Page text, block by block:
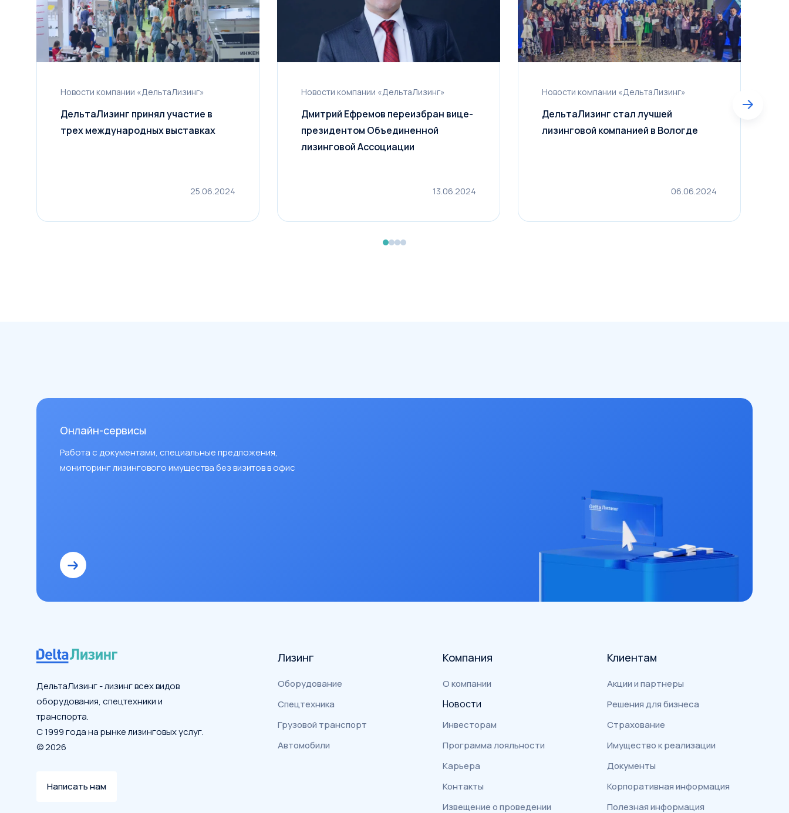
Новости компании «ДельтаЛизинг»
ДельтаЛизинг принял участие в
трех международных выставках
25.06.2024
Новости компании «ДельтаЛизинг»
Дмитрий Ефремов переизбран вице-
президентом Объединенной
лизинговой Ассоциации
13.06.2024
Новости компании «ДельтаЛизинг»
ДельтаЛизинг стал лучшей
лизинговой компанией в Вологде
06.06.2024
Онлайн-сервисы
Работа с документами, специальные предложения,
мониторинг лизингового имущества без визитов в офис
ДельтаЛизинг - лизинг всех видов
оборудования, спецтехники и
транспорта.
С 1999 года на рынке лизинговых услуг.
© 2026
Написать нам
Лизинг
Оборудование
Спецтехника
Грузовой транспорт
Автомобили
Компания
О компании
Новости
Инвесторам
Программа лояльности
Карьера
Контакты
Извещение о проведении
Клиентам
Акции и партнеры
Решения для бизнеса
Страхование
Имущество к реализации
Документы
Корпоративная информация
Полезная информация
Стоимость предмета лизинга
Срок лизинга
от 0 до 49%